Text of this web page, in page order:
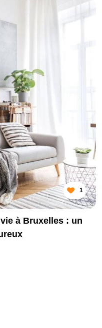
1
à Bruxelles : un